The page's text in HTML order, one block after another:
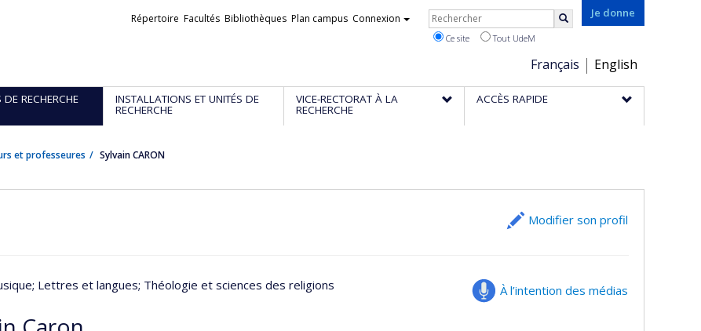
Je donne
Choix
de
la
Français English
Liens
Répertoire Facultés Bibliothèques Plan campus Connexion Rechercher
Ce site Tout UdeM
RECHERCHE INSTALLATIONS ET UNITÉS DE
RECHERCHE
VICE-RECTORAT À LA
RECHERCHE
ACCÈS RAPIDE
et professeures Sylvain CARON
Modifier son profil
À l’intention des médias
; Lettres et langues; Théologie et sciences des religions